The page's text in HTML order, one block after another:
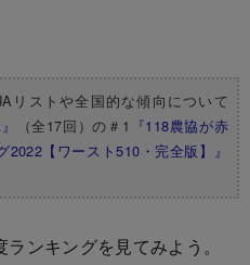
リストや全国的な傾向について
（全17回）の＃1 『118農協が赤
【ワースト510・完全版】』
ンキングを見てみよう。